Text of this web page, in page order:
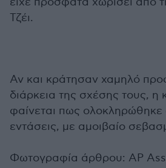
Τζέι.
Αν και κράτησαν χαμηλό
διάρκεια της σχέσης τους, η
φαίνεται πως
εντάσεις, με αμοιβαίο
Φωτογραφία άρθρου: AP